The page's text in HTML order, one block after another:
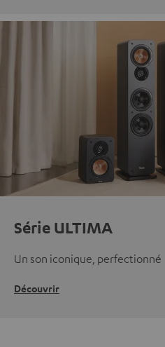
Série ULTIMA
Un son iconique, perfectionné
Découvrir